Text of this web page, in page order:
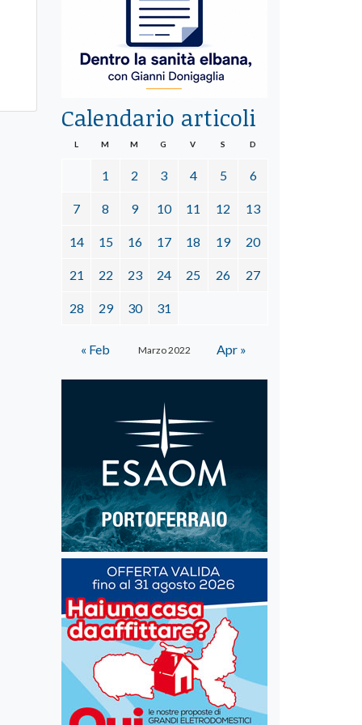
Calendario articoli
Marzo 2022
L M M G V S D
1 2 3 4 5 6
7 8 9 10 11 12 13
14 15 16 17 18 19 20
21 22 23 24 25 26 27
28 29 30 31
« Feb Apr »